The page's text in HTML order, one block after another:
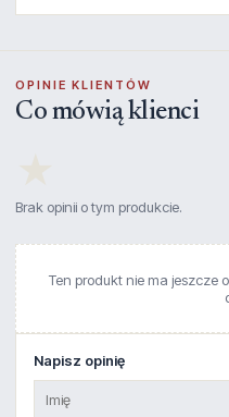
OPINIE KLIENTÓW
Co mówią klienci
Brak opinii o tym produkcie.
Ten produkt nie ma jeszcze
Napisz opinię